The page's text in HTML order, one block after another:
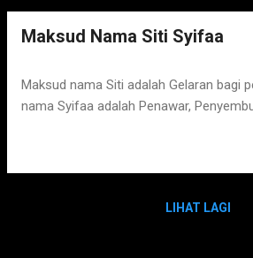
o
Maksud Nama Siti Syifaa
Maksud nama Siti adalah Gelaran bagi
nama Syifaa adalah Penawar,
LIHAT LAGI